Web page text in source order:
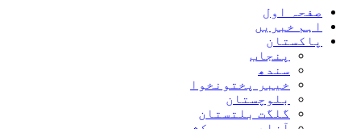
صفحہ اول
اہم خبریں
پاکستان
پنجاب
سندھ
خیبر پختونخوا
بلوچستان
گلگت بلتستان